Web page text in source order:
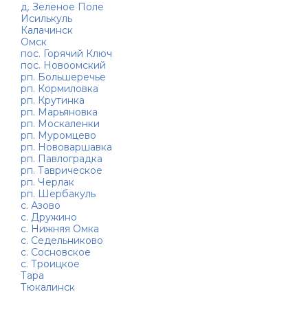
д. Зеленое Поле
Исилькуль
Калачинск
Омск
пос. Горячий Ключ
пос. Новоомский
рп. Большеречье
рп. Кормиловка
рп. Крутинка
рп. Марьяновка
рп. Москаленки
рп. Муромцево
рп. Нововаршавка
рп. Павлоградка
рп. Таврическое
рп. Черлак
рп. Шербакуль
с. Азово
с. Дружино
с. Нижняя Омка
с. Седельниково
с. Сосновское
с. Троицкое
Тара
Тюкалинск